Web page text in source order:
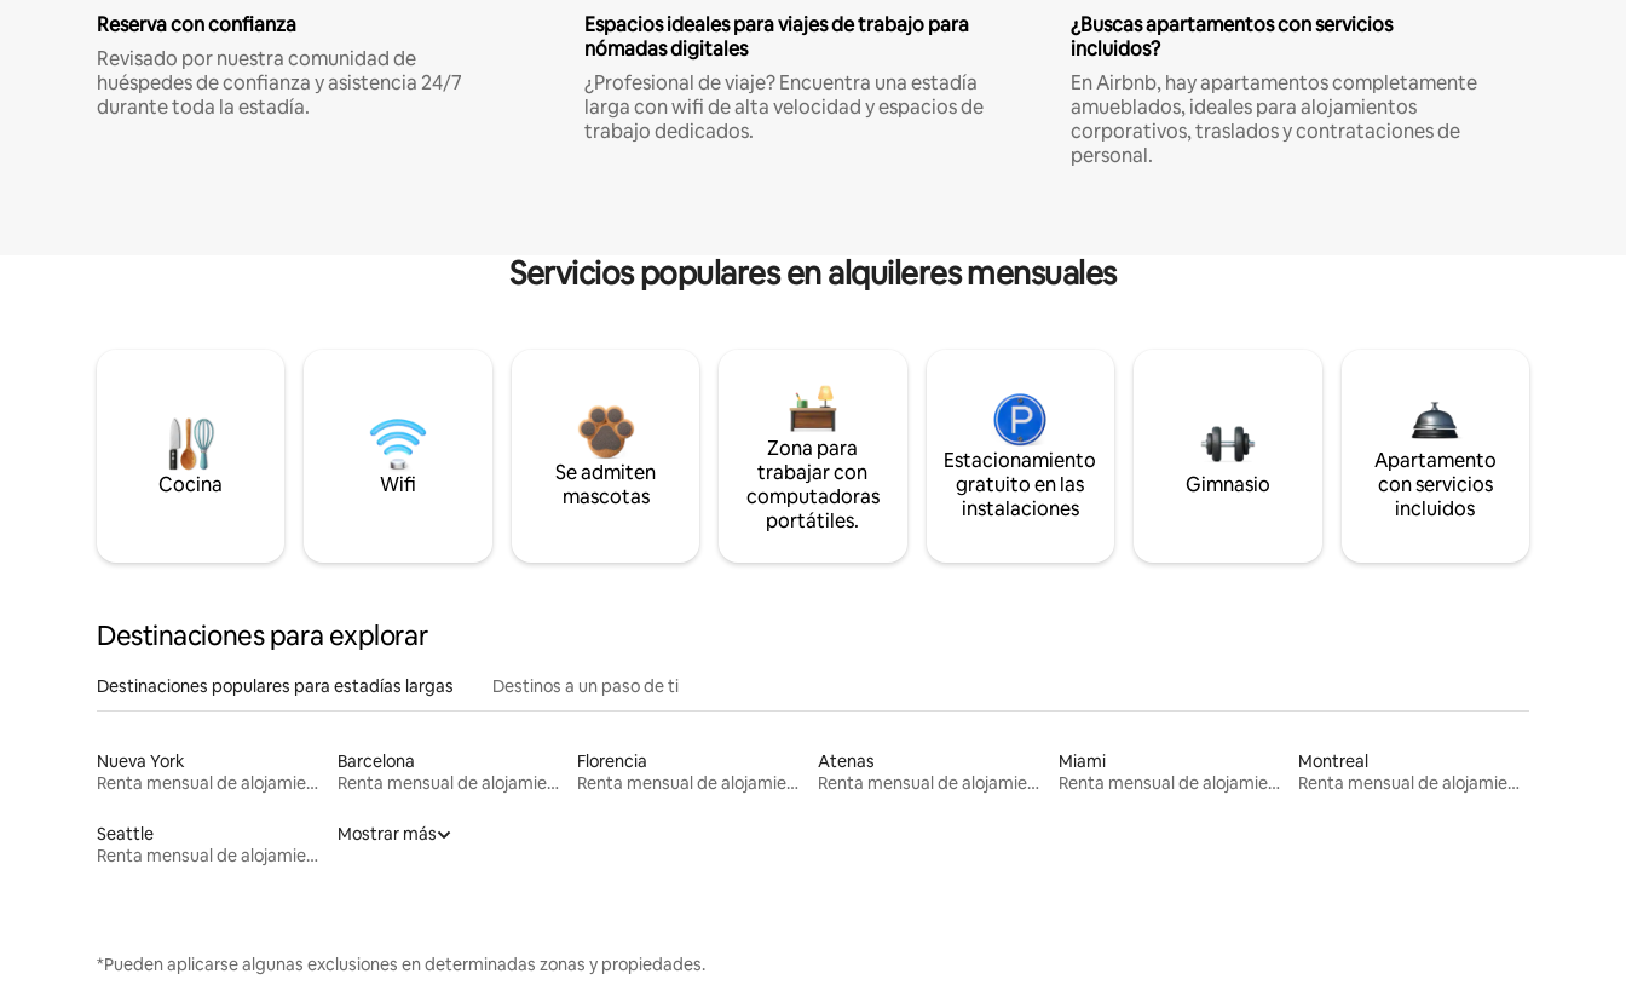
Reserva con confianza
Revisado por nuestra comunidad de
huéspedes de confianza y asistencia 24/7
durante toda la estadía.
Espacios ideales para viajes de trabajo para
nómadas digitales
¿Profesional de viaje? Encuentra una estadía
larga con wifi de alta velocidad y espacios de
trabajo dedicados.
¿Buscas apartamentos con servicios
incluidos?
En Airbnb, hay apartamentos completamente
amueblados, ideales para alojamientos
corporativos, traslados y contrataciones de
personal.
Servicios populares en alquileres mensuales
Cocina Wifi
Se admiten
mascotas
Zona para
trabajar con
computadoras
portátiles.
Estacionamiento
gratuito en las
instalaciones
Gimnasio
Apartamento
con servicios
incluidos
Destinaciones para explorar
Destinaciones populares para estadías largas Destinos a un paso de ti
Nueva York
Renta mensual de alojamientos
Barcelona
Renta mensual de alojamientos
Florencia
Renta mensual de alojamientos
Atenas
Renta mensual de alojamientos
Miami
Renta mensual de alojamientos
Montreal
Renta mensual de alojamientos
Seattle
Renta mensual de alojamientos
Mostrar más
*Pueden aplicarse algunas exclusiones en determinadas zonas y propiedades.